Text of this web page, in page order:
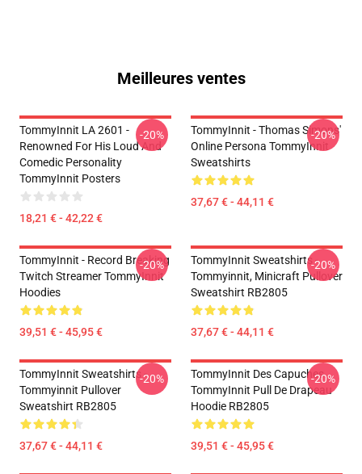
Meilleures ventes
TommyInnit LA 2601 -
Renowned For His Loud And
Comedic Personality
TommyInnit Posters
18,21 € - 42,22 €
-20%
TommyInnit - Thomas Simons'
Online Persona TommyInnit
Sweatshirts
37,67 € - 44,11 €
-20%
TommyInnit - Record Breaking
Twitch Streamer TommyInnit
Hoodies
39,51 € - 45,95 €
-20%
TommyInnit Sweatshirts -
Tommyinnit, Minicraft Pullover
Sweatshirt RB2805
37,67 € - 44,11 €
-20%
TommyInnit Sweatshirts -
Tommyinnit Pullover
Sweatshirt RB2805
37,67 € - 44,11 €
-20%
TommyInnit Des Capuches...
TommyInnit Pull De Drapeau
Hoodie RB2805
39,51 € - 45,95 €
-20%